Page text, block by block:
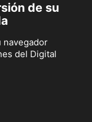
de su
navegador
del Digital